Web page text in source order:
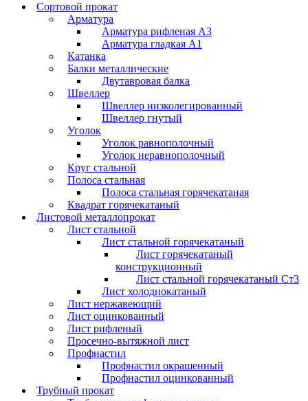
Сортовой прокат
Арматура
Арматура рифленая А3
Арматура гладкая А1
Катанка
Балки металлические
Двутавровая балка
Швеллер
Швеллер низколегированный
Швеллер гнутый
Уголок
Уголок равнополочный
Уголок неравнополочный
Круг стальной
Полоса стальная
Полоса стальная горячекатаная
Квадрат горячекатаный
Листовой металлопрокат
Лист стальной
Лист стальной горячекатаный
Лист горячекатаный
конструкционный
Лист стальной горячекатаный Ст3
Лист холоднокатаный
Лист нержавеющий
Лист оцинкованный
Лист рифленый
Просечно-вытяжной лист
Профнастил
Профнастил окрашенный
Профнастил оцинкованный
Трубный прокат